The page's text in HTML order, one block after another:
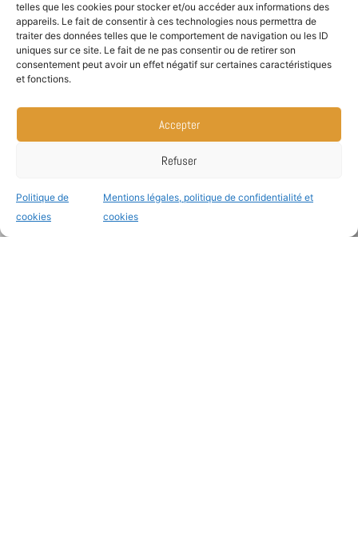
telles que les cookies pour stocker et/ou accéder aux informations des
appareils. Le fait de consentir à ces technologies nous permettra de
traiter des données telles que le comportement de navigation ou les ID
uniques sur ce site. Le fait de ne pas consentir ou de retirer son
consentement peut avoir un effet négatif sur certaines caractéristiques
et fonctions.
Accepter
Refuser
Politique de
cookies
Mentions légales, politique de confidentialité et
cookies